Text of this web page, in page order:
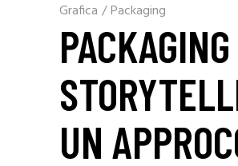
Grafica /Packaging
UN